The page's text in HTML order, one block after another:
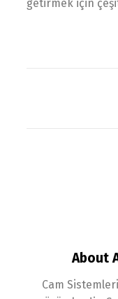
getirmek için
About
Cam